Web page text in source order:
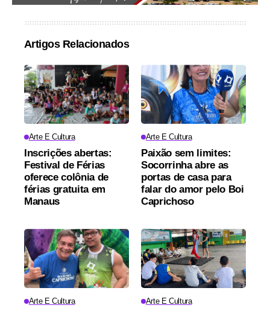
Artigos Relacionados
Arte E Cultura
Inscrições abertas:
Festival de Férias
oferece colônia de
férias gratuita em
Manaus
Arte E Cultura
Paixão sem limites:
Socorrinha abre as
portas de casa para
falar do amor pelo Boi
Caprichoso
Arte E Cultura Arte E Cultura